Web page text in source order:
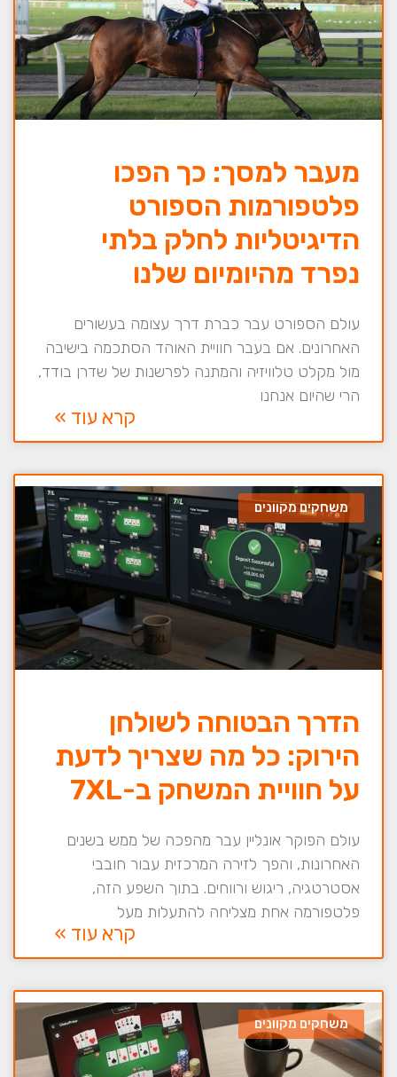
מעבר למסך: כך הפכו
פלטפורמות הספורט
הדיגיטליות לחלק בלתי
נפרד מהיומיום שלנו
עולם הספורט עבר כברת דרך עצומה בעשורים
האחרונים. אם בעבר חוויית האוהד הסתכמה בישיבה
מול מקלט טלוויזיה והמתנה לפרשנות של שדרן בודד,
הרי שהיום אנחנו
קרא עוד »
משחקים מקוונים
הדרך הבטוחה לשולחן
הירוק: כל מה שצריך לדעת
על חוויית המשחק ב-7XL
עולם הפוקר אונליין עבר מהפכה של ממש בשנים
האחרונות, והפך לזירה המרכזית עבור חובבי
אסטרטגיה, ריגוש ורווחים. בתוך השפע הזה,
פלטפורמה אחת מצליחה להתעלות מעל
קרא עוד »
משחקים מקוונים